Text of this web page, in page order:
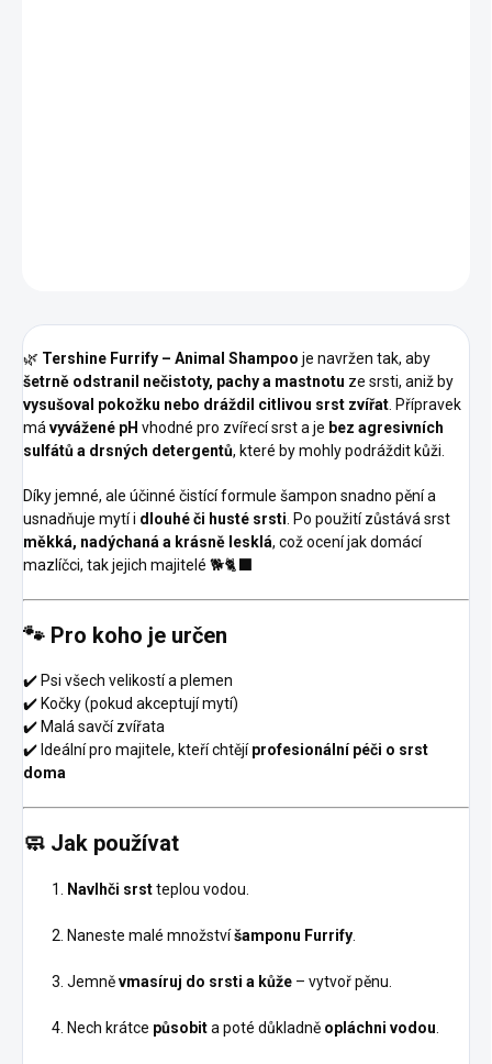
🌿 Tershine Furrify – Animal Shampoo je navržen tak, aby
šetrně odstranil nečistoty, pachy a mastnotu ze srsti, aniž by
vysušoval pokožku nebo dráždil citlivou srst zvířat. Přípravek
mávyvážené pH vhodné pro zvířecí srst a je bez agresivních
sulfátů a drsných detergentů, které by mohly podráždit kůži.
Díky jemné, ale účinné čistící formule šampon snadno pění a
usnadňuje mytí i dlouhé či husté srsti. Po použití zůstává srst
měkká, nadýchaná a krásně lesklá, což ocení jak domácí
mazlíčci, tak jejich majitelé 🐕🐈‍⬛
🐾 Pro koho je určen
✔️ Psi všech velikostí a plemen
✔️ Kočky (pokud akceptují mytí)
✔️ Malá savčí zvířata
✔️ Ideální pro majitele, kteří chtějíprofesionální péči o srst
doma
🧼 Jak používat
Navlhči srstteplou vodou.
Naneste malé množstvíšamponu Furrify.
Jemněvmasíruj do srsti a kůže – vytvoř pěnu.
Nech krátce působita poté důkladně opláchni vodou.